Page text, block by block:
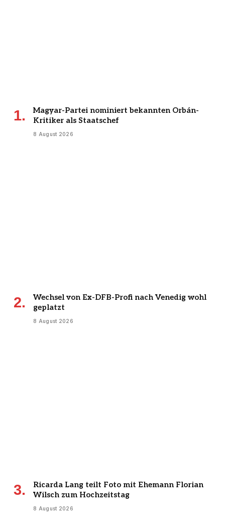
Magyar-Partei nominiert bekannten Orbán-
Kritiker als Staatschef
8 August 2026
Wechsel von Ex-DFB-Profi nach Venedig wohl
geplatzt
8 August 2026
Ricarda Lang teilt Foto mit Ehemann Florian
Wilsch zum Hochzeitstag
8 August 2026